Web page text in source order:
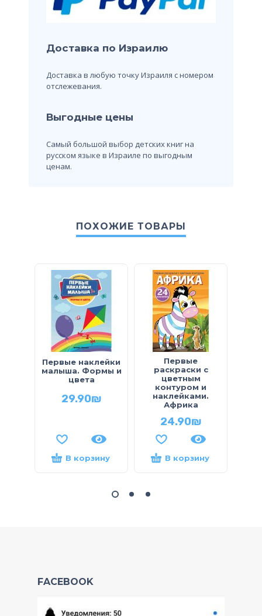
Доставка по Израилю
Доставка в любую точку Израиля с номером
отслежевания.
Выгодные цены
Самый большой выбор детских книг на
русском языке в Израиле по выгодным
ценам.
ПОХОЖИЕ ТОВАРЫ
Первые наклейки
малыша. Формы и
цвета
29.90₪
В корзину
Первые
раскраски с
цветным
контуром и
наклейками.
Африка
24.90₪
В корзину
FACEBOOK